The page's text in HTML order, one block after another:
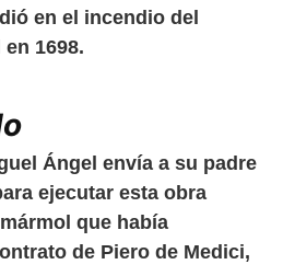
en el incendio del
1698.
Ángel envía a su padre
ejecutar esta obra
que había
de Piero de Medici,